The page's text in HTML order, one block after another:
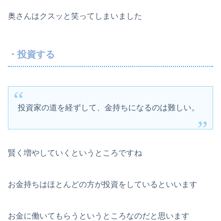
奥さんはクスッと笑ってしまいました
・投資する
投資家の道を経ずして、金持ちになるのは難しい。
賢く増やしていくというところですね
お金持ちはほとんどの方が投資をしているといいます
お金に働いてもらうというところなのだと思います